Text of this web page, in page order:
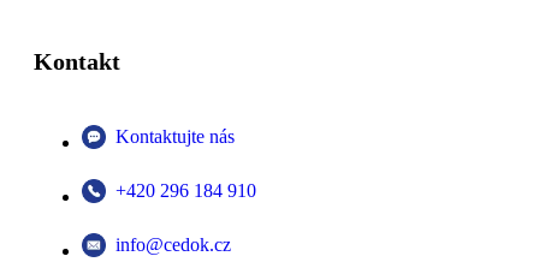
Kontakt
Kontaktujte nás
+420 296 184 910
info@cedok.cz